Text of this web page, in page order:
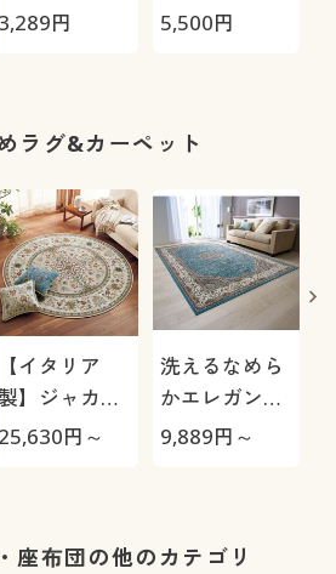
ン
3,289円
ョン
5,500円
ラグ&カーペット
【イタリア
】ジャカー
ド織りラグ(イ
25,630円～
洗えるなめら
かエレガント
ラグ
9,889円～
座布団の他のカテゴリ